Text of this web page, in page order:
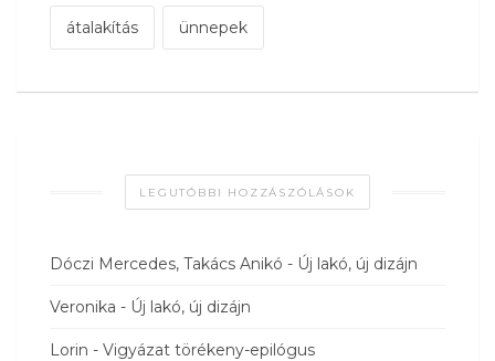
átalakítás ünnepek
LEGUTÓBBI HOZZÁSZÓLÁSOK
Dóczi Mercedes, Takács Anikó - Új lakó, új dizájn
Veronika - Új lakó, új dizájn
Lorin - Vigyázat törékeny-epilógus